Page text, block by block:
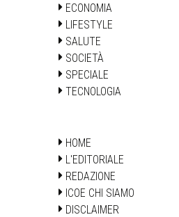
ECONOMIA
LIFESTYLE
SALUTE
SOCIETÀ
SPECIALE
TECNOLOGIA
HOME
L'EDITORIALE
REDAZIONE
ICOE CHI SIAMO
DISCLAIMER